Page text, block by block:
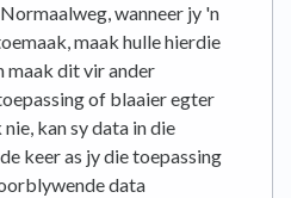
wanneer jy 'n
maak hulle hierdie
maak dit vir ander
of blaaier egter
kan sy data in die
keer as jy die toepassing
data